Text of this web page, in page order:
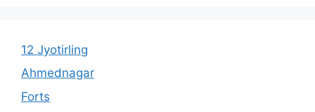
12 Jyotirling
Ahmednagar
Forts